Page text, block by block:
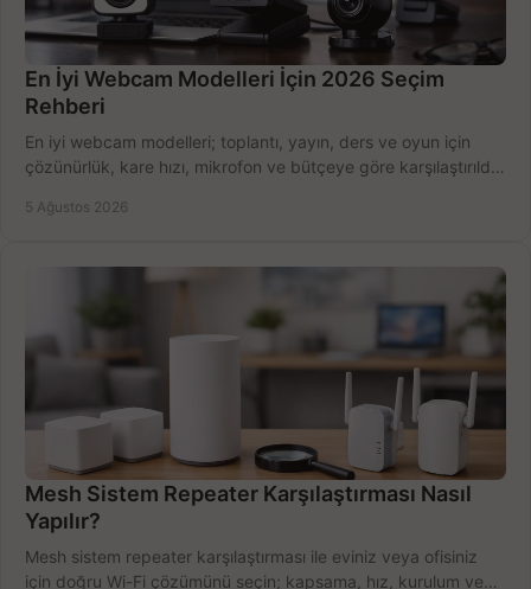
En İyi Webcam Modelleri İçin 2026 Seçim
Rehberi
En iyi webcam modelleri; toplantı, yayın, ders ve oyun için
çözünürlük, kare hızı, mikrofon ve bütçeye göre karşılaştırıldı.
5 Ağustos 2026
Mesh Sistem Repeater Karşılaştırması Nasıl
Yapılır?
Mesh sistem repeater karşılaştırması ile eviniz veya ofisiniz
için doğru Wi-Fi çözümünü seçin; kapsama, hız, kurulum ve